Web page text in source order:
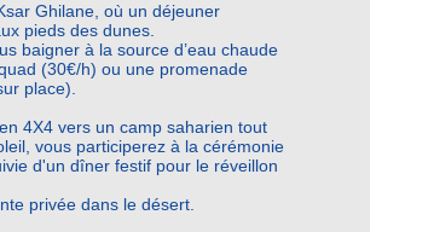
Ghilane, où un déjeuner
pieds des dunes.
baigner à la source d’eau chaude
(30€/h) ou une promenade
place).
4X4 vers un camp saharien tout
vous participerez à la cérémonie
d'un dîner festif pour le réveillon
privée dans le désert.